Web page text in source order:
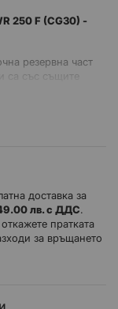
250 F (CG30) -
резервна част
със същите
доставка за
лв. с ДДС.
пратката
за връщането